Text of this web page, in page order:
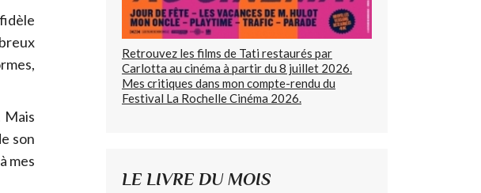
Mais
son
mes
Retrouvez les films de Tati restaurés par
Carlotta au cinéma à partir du 8 juillet 2026.
Mes critiques dans mon compte-rendu du
Festival La Rochelle Cinéma 2026.
LE LIVRE DU MOIS